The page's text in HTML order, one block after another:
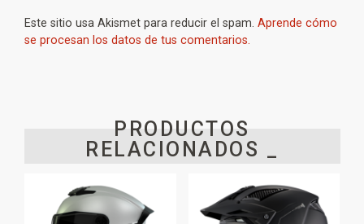
Este sitio usa Akismet para reducir el spam. Aprende cómo
se procesan los datos de tus comentarios.
PRODUCTOS
RELACIONADOS _